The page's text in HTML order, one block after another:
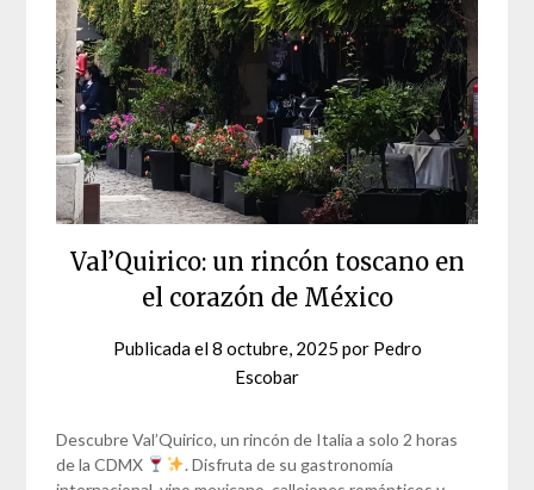
Val’Quirico: un rincón toscano en
el corazón de México
Publicada el8 octubre, 2025 por Pedro
Escobar
Descubre Val’Quirico, un rincón de Italia a solo 2 horas
de la CDMX
. Disfruta de su gastronomía